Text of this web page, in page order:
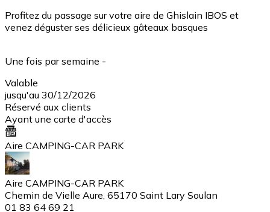
Profitez du passage sur votre aire de Ghislain IBOS et
venez déguster ses délicieux gâteaux basques
Une fois par semaine -
Valable
jusqu'au 30/12/2026
Réservé aux clients
Ayant une carte d'accès
Aire CAMPING-CAR PARK
Aire CAMPING-CAR PARK
Chemin de Vielle Aure, 65170 Saint Lary Soulan
01 83 64 69 21